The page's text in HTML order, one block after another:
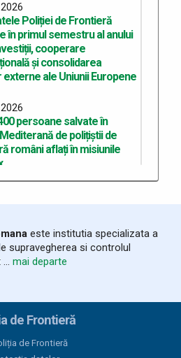
Poliției de Frontieră
în primul semestru al anului
cooperare
și consolidarea
ale Uniunii Europene
persoane salvate în
de polițiștii de
români aflați în misiunile
depistat de polițiștii de
din cadrul Gărzii de Coastă
de euro, descoperite de
de frontieră constănțeni
este institutia specializata a
supravegherea si controlul
mai departe
de Frontieră
de Frontieră